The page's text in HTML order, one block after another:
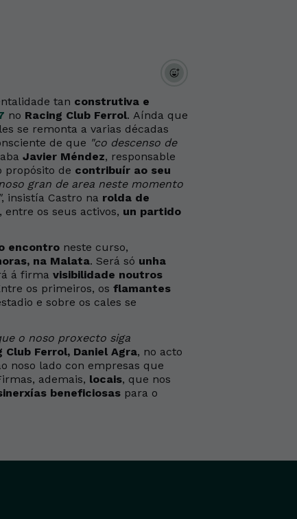
tan construtiva e
no Racing Club Ferrol. Aínda que
se remonta a varias décadas
de que "co descenso de
Javier Méndez, responsable
propósito de contribuír ao seu
gran de area neste momento
, insistía Castro na rolda de
os seus activos, un partido
encontro neste curso,
na Malata. Será só unha
á firma visibilidade noutros
os primeiros, os flamantes
e sobre os cales se
o noso proxecto siga
Ferrol, Daniel Agra, no acto
noso lado con empresas que
ademais, locais, que nos
beneficiosas para o